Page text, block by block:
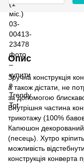
Опис
Зручна конструкція
а також дістати, не
за допомогою
Внутрішня частина
трикотажу (100%
Капюшон
(песець). Хутро
можливість
конструкція